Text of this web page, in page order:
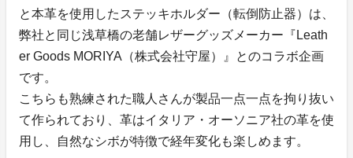
と本革を使用したステッキホルダー（転倒防止器）は、
弊社と同じ浅草橋の老舗レザーグッズメーカー『Leath
er Goods MORIYA（株式会社守屋）』とのコラボ企画
です。
こちらも熟練された職人さんが製品一点一点を拘り抜い
て作られており、革はイタリア・オーソニア社の革を使
用し、自然なシボが特徴で経年変化も楽しめます。